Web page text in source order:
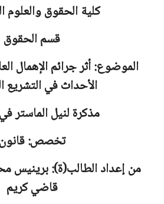
كلية الحقوق والعلوم
قسم الحقوق
الموضوع: أثر جرائم الإهمال
الأحداث في التشريع
مذكرة لنيل الماستر
تخصص: قانون
من إعداد الطالب(ة): برينيس
قاضي كريم